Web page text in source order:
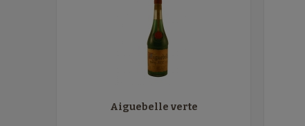
Aiguebelle verte